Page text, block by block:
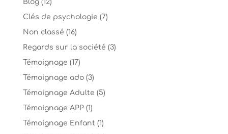
Blog(12)
Clés de psychologie (7)
Non classé (16)
Regards sur la société (3)
Témoignage (17)
Témoignage ado(3)
Témoignage Adulte (5)
Témoignage APP(1)
Témoignage Enfant (1)